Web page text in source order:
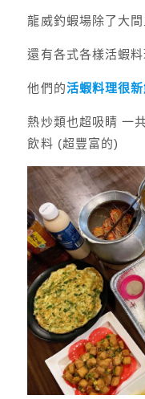
龍威釣蝦場除了大
還有各式各樣活蝦
他們的活蝦料理很新
熱炒類也超吸睛 一
飲料 (超豐富的)